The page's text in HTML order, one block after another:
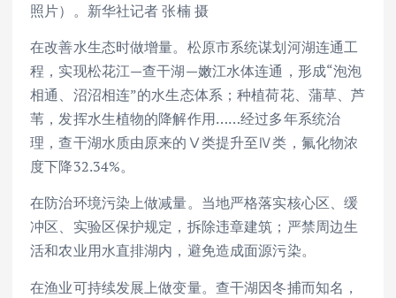
照片）。新华社记者 张楠 摄
在改善水生态时做增量。松原市系统谋划河湖连通工
程，实现松花江—查干湖—嫩江水体连通，形成“泡泡
相通、沼沼相连”的水生态体系；种植荷花、蒲草、芦
苇，发挥水生植物的降解作用……经过多年系统治
理，查干湖水质由原来的Ⅴ类提升至Ⅳ类，氟化物浓
度下降32.34%。
在防治环境污染上做减量。当地严格落实核心区、缓
冲区、实验区保护规定，拆除违章建筑；严禁周边生
活和农业用水直排湖内，避免造成面源污染。
在渔业可持续发展上做变量。查干湖因冬捕而知名，